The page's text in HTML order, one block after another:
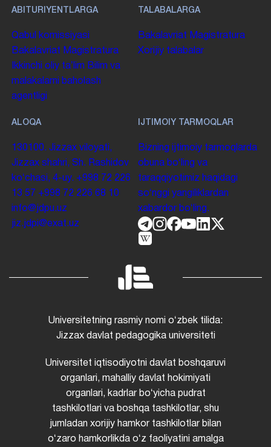
ABITURIYENTLARGA
Qabul komissiyasi
Bakalavriat Magistratura
Ikkinchi oliy taʼlim Bilim va
malakalarni baholash
agentligi
TALABALARGA
Bakalavriat Magistratura
Xorijiy talabalar
ALOQA
130100. Jizzax viloyati,
Jizzax shahri, Sh. Rashidov
koʻchasi, 4-uy. +998 72 226
13 57 +998 72 226 68 10
info@jdpu.uz
jiz.jdpi@exat.uz
IJTIMOIY TARMOQLAR
Bizning ijtimoiy tarmoqlarda
obuna boʻling va
taraqqiyotimiz haqidagi
soʻnggi yangiliklardan
xabardor boʻling.
Universitetning rasmiy nomi oʻzbek tilida:
Jizzax davlat pedagogika universiteti
Universitet iqtisodiyotni davlat boshqaruvi
organlari, mahalliy davlat hokimiyati
organlari, kadrlar boʻyicha pudrat
tashkilotlari va boshqa tashkilotlar, shu
jumladan xorijiy hamkor tashkilotlar bilan
oʻzaro hamkorlikda oʻz faoliyatini amalga